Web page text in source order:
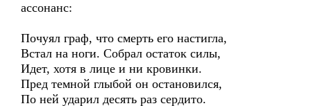
ассонанс:
Почуял граф, что смерть его настигла,
Встал на ноги. Собрал остаток силы,
Идет, хотя в лице и ни кровинки.
Пред темной глыбой он остановился,
По ней ударил десять раз сердито.